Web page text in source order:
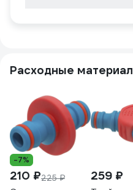
Расходные
-7%
210 ₽225 ₽ 259 ₽